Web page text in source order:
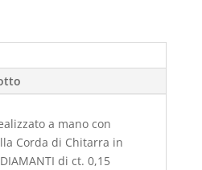
a mano con
Corda di Chitarra in
di ct. 0,15